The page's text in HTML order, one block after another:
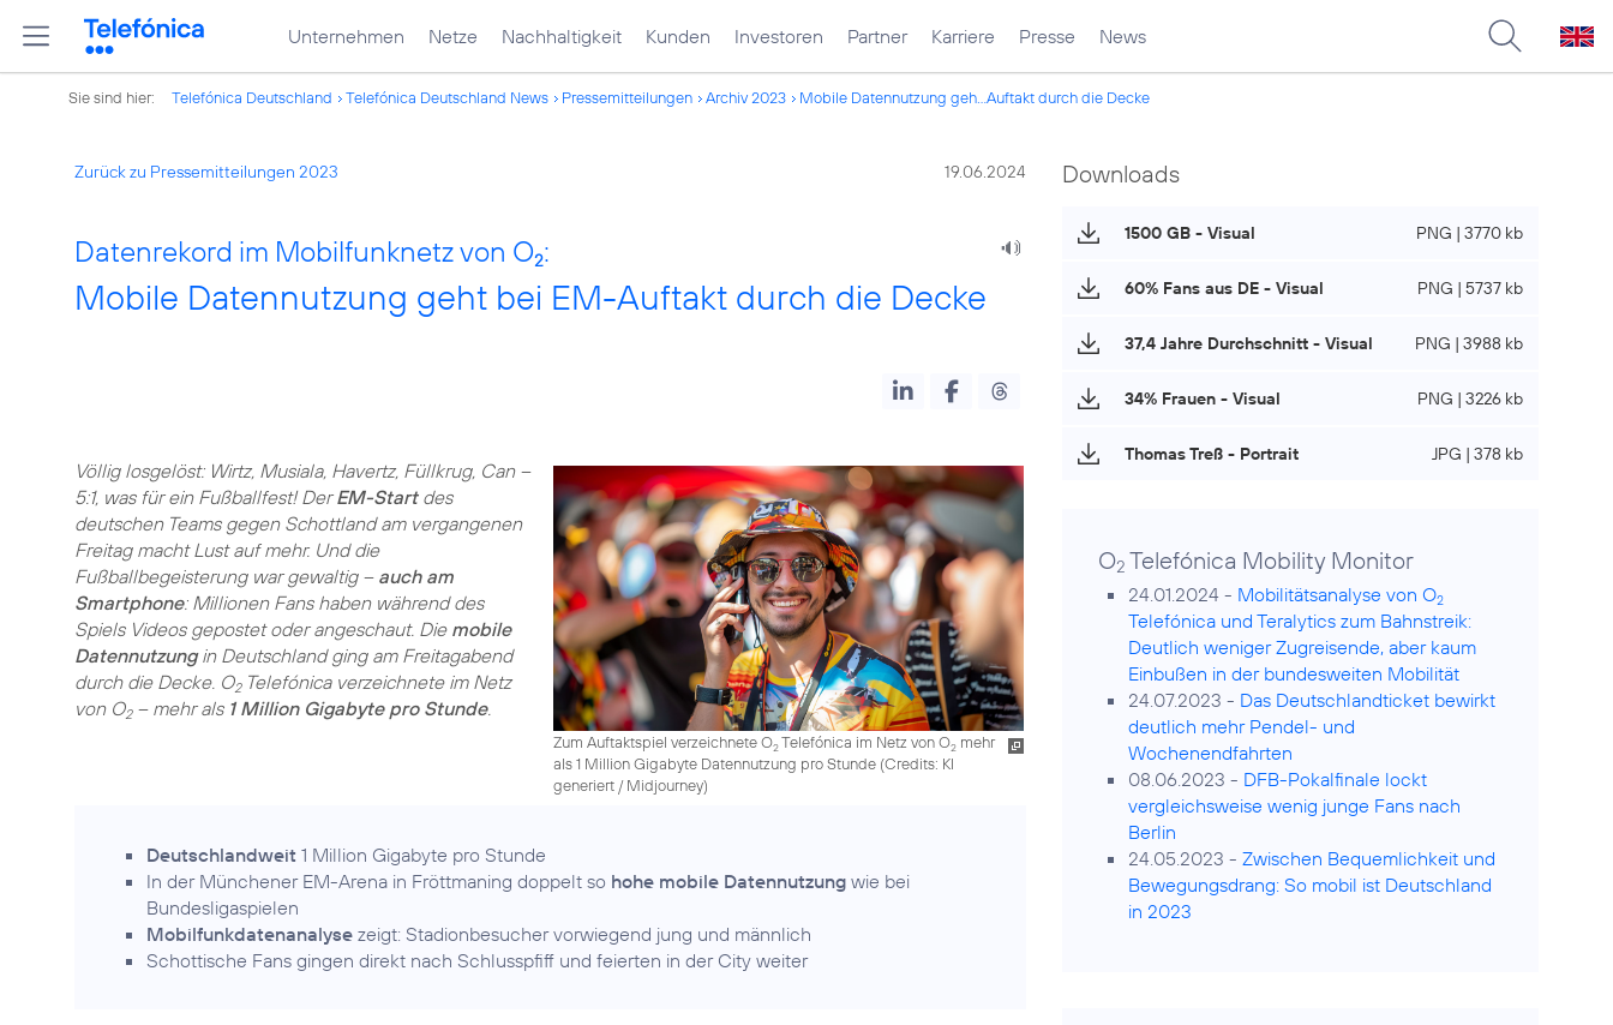
Unternehmen Netze Nachhaltigkeit Kunden Investoren Partner Karriere Presse News
Sie sind hier: Telefónica Deutschland Telefónica Deutschland News Pressemitteilungen Archiv 2023 Mobile Datennutzung geh...Auftakt durch die Decke
Zurück zu Pressemitteilungen 2023 19.06.2024
Datenrekord im Mobilfunknetz von O2:
Mobile Datennutzung geht bei EM-Auftakt durch die Decke
Zum Auftaktspiel verzeichnete O2Telefónica im Netz von O2mehr
als 1 Million Gigabyte Datennutzung pro Stunde (Credits: KI
generiert / Midjourney)
Völlig losgelöst: Wirtz, Musiala, Havertz, Füllkrug, Can –
5:1, was für ein Fußballfest! DerEM-Startdes
deutschen Teams gegen Schottland am vergangenen
Freitag macht Lust auf mehr. Und die
Fußballbegeisterung war gewaltig – auch am
Smartphone: Millionen Fans haben während des
Spiels Videos gepostet oder angeschaut. Die mobile
Datennutzungin Deutschland ging am Freitagabend
durch die Decke. O2Telefónica verzeichnete im Netz
von O2– mehr als 1 Million Gigabyte pro Stunde.
Deutschlandweit 1 Million Gigabyte pro Stunde
In der Münchener EM-Arena in Fröttmaning doppelt so hohe mobile Datennutzung wie bei
Bundesligaspielen
Mobilfunkdatenanalyse zeigt: Stadionbesucher vorwiegend jung und männlich
Schottische Fans gingen direkt nach Schlusspfiff und feierten in der City weiter
Downloads
1500 GB - Visual PNG | 3770 kb
60% Fans aus DE - Visual PNG | 5737 kb
37,4 Jahre Durchschnitt - Visual PNG | 3988 kb
34% Frauen - Visual PNG | 3226 kb
Thomas Treß - Portrait JPG | 378 kb
O2 Telefónica Mobility Monitor
24.01.2024 - Mobilitätsanalyse von O2
Telefónica und Teralytics zum Bahnstreik:
Deutlich weniger Zugreisende, aber kaum
Einbußen in der bundesweiten Mobilität
24.07.2023 - Das Deutschlandticket bewirkt
deutlich mehr Pendel- und
Wochenendfahrten
08.06.2023 - DFB-Pokalfinale lockt
vergleichsweise wenig junge Fans nach
Berlin
24.05.2023 -Zwischen Bequemlichkeit und
Bewegungsdrang: So mobil ist Deutschland
in 2023